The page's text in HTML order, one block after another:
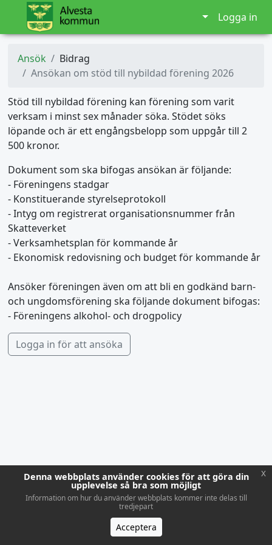
Logga in
Ansök
Bidrag
Ansökan om stöd till nybildad förening 2026
Stöd till nybildad förening kan förening som varit
verksam i minst sex månader söka. Stödet söks
löpande och är ett engångsbelopp som uppgår till 2
500 kronor.
Dokument som ska bifogas ansökan är följande:
- Föreningens stadgar
- Konstituerande styrelseprotokoll
- Intyg om registrerat organisationsnummer från
Skatteverket
- Verksamhetsplan för kommande år
- Ekonomisk redovisning och budget för kommande år
Ansöker föreningen även om att bli en godkänd barn-
och ungdomsförening ska följande dokument bifogas:
- Föreningens alkohol- och drogpolicy
Logga in för att ansöka
Denna webbplats använder cookies för att göra din
upplevelse så bra som möjligt
Information om hur du använder webbplats kommer inte delas till
tredjepart
Acceptera
x